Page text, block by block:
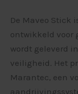
De Maveo Stick
ontwikkeld voor
wordt geleverd
veiligheid. Het
Marantec, een